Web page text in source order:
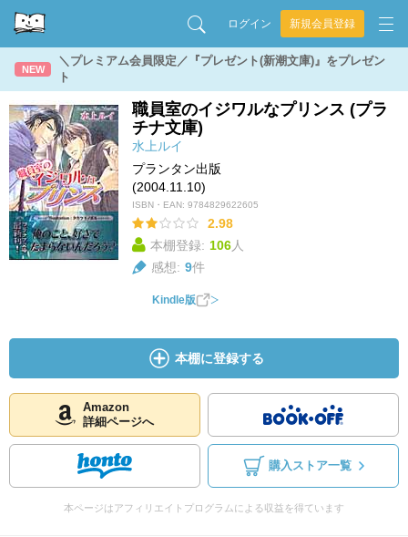
ログイン 新規会員登録
NEW
＼プレミアム会員限定／『プレゼント(新潮文庫)』をプレゼン
ト
職員室のイジワルなプリンス (プラ
チナ文庫)
水上ルイ
プランタン出版
(2004.11.10)
ISBN・EAN: 9784829622605
2.98
本棚登録: 106人
感想: 9件
Kindle版
本棚に登録する
Amazon
詳細ページへ
購入ストア一覧
本ページはアフィリエイトプログラムによる収益を得ています